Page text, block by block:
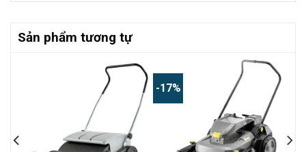
Sản phẩm tương tự
-17%